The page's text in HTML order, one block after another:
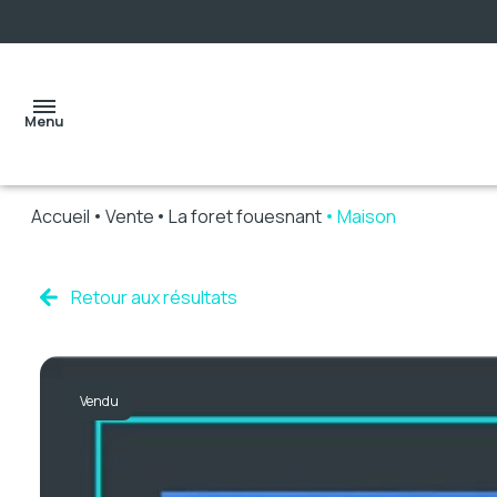
Menu
Accueil Vente La foret fouesnant Maison
Retour aux résultats
Vendu